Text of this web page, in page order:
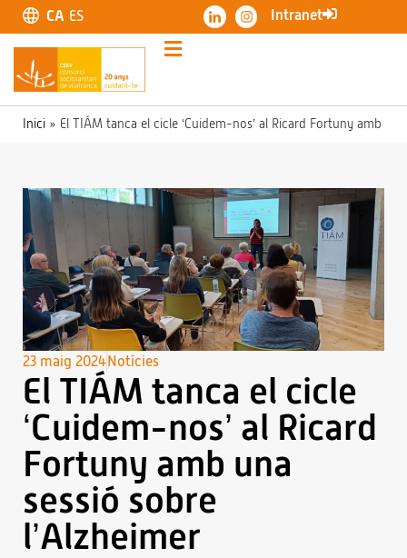
CA ES Intranet
Inici » El TIÁM tanca el cicle ‘Cuidem-nos’ al Ricard Fortuny amb
23 maig 2024Notícies
El TIÁM tanca el cicle
‘Cuidem-nos’ al Ricard
Fortuny amb una
sessió sobre
l’Alzheimer